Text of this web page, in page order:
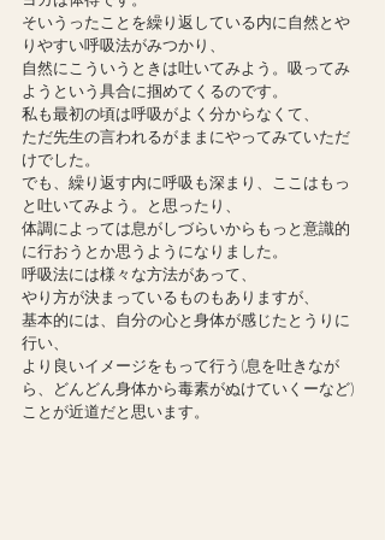
そいうったことを繰り返している内に自然とや
りやすい呼吸法がみつかり、
自然にこういうときは吐いてみよう。吸ってみ
ようという具合に掴めてくるのです。
私も最初の頃は呼吸がよく分からなくて、
ただ先生の言われるがままにやってみていただ
けでした。
でも、繰り返す内に呼吸も深まり、ここはもっ
と吐いてみよう。と思ったり、
体調によっては息がしづらいからもっと意識的
に行おうとか思うようになりました。
呼吸法には様々な方法があって、
やり方が決まっているものもありますが、
基本的には、自分の心と身体が感じたとうりに
行い、
より良いイメージをもって行う(息を吐きなが
ら、どんどん身体から毒素がぬけていくーなど)
ことが近道だと思います。